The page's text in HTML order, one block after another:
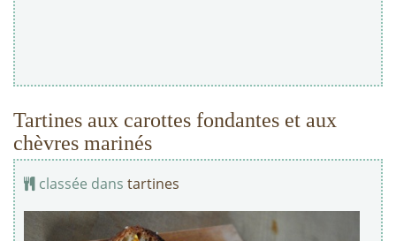
Tartines aux carottes fondantes et aux
chèvres marinés
classée dans tartines